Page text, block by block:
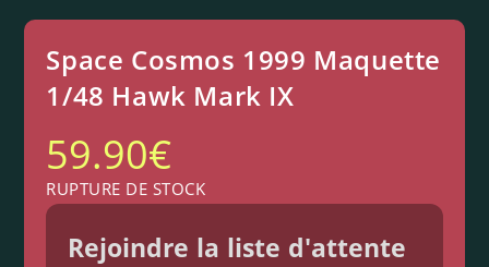
Space Cosmos 1999 Maquette
1/48 Hawk Mark IX
59.90€
RUPTURE DE STOCK
Rejoindre la liste d'attente